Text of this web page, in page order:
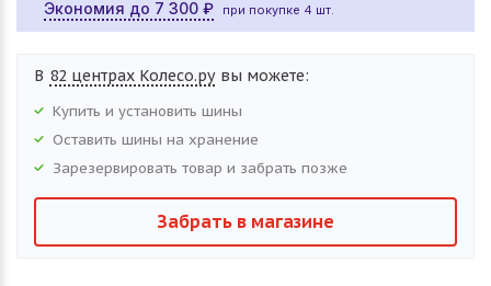
Экономия до 7 300 ₽ при покупке 4 шт.
В 82 центрах Колесо.ру вы можете:
Купить и установить шины
Оставить шины на хранение
Зарезервировать товар и забрать позже
Забрать в магазине